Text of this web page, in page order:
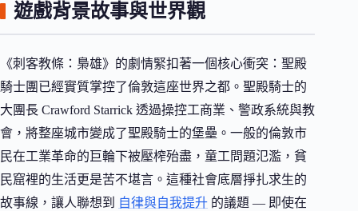
遊戲背景故事與世界觀
《刺客教條：梟雄》的劇情緊扣著一個核心衝突：聖殿
騎士團已經實質掌控了倫敦這座世界之都。聖殿騎士的
大團長 Crawford Starrick 透過操控工商業、警政系統與教
會，將整座城市變成了聖殿騎士的堡壘。一般的倫敦市
民在工業革命的巨輪下被壓榨殆盡，童工問題氾濫，貧
民窟裡的生活更是苦不堪言。這種社會底層掙扎求生的
故事線，讓人聯想到 自律與自我提升 的議題 — 即使在